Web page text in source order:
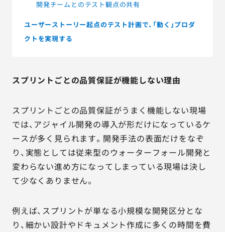
開発チームとのテスト観点の共有
ユーザーストーリー起点のテスト計画で、「動く」プロダ
クトを実現する
スプリントごとの品質保証が機能しない理由
スプリントごとの品質保証がうまく機能しない現場
では、アジャイル開発の導入が形だけになっているケ
ースが多く見られます。開発手法の表面だけをなぞ
り、実態としては従来型のウォーターフォール開発と
変わらない進め方になってしまっている現場は決し
て少なくありません。
例えば、スプリントが単なる小規模な開発区分とな
り、細かい設計やドキュメント作成に多くの時間を費